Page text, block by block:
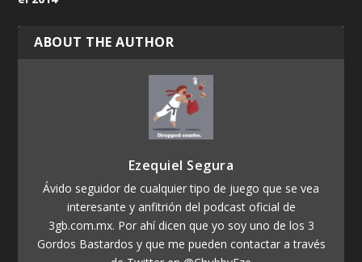
ABOUT THE AUTHOR
Ezequiel Segura
Ávido seguidor de cualquier tipo de juego que se vea
interesante y anfitrión del podcast oficial de
3gb.com.mx. Por ahí dicen que yo soy uno de los 3
Gordos Bastardos y que me pueden contactar a través